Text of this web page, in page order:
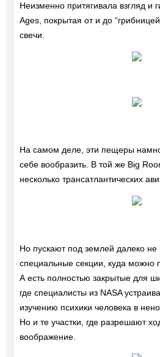
Неизменно притягивала взгляд и
Ages, покрытая от и до
свечи.
На самом деле, эти пещеры
себе вообразить. В той же Big
несколько трансатлантических
Но пускают под землей далеко не
специальные секции, куда можно
А есть полностью закрытые для
где специалисты из NASA
изучению психики человека в
Но и те участки, где разрешают
воображение.